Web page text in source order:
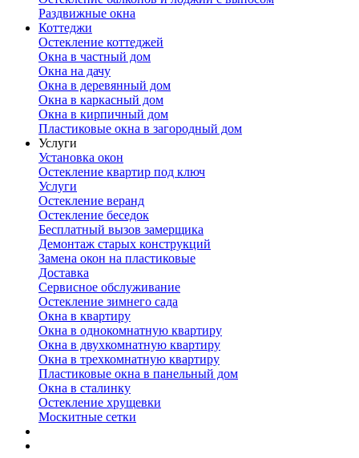
Раздвижные окна
Коттеджи
Остекление коттеджей
Окна в частный дом
Окна на дачу
Окна в деревянный дом
Окна в каркасный дом
Окна в кирпичный дом
Пластиковые окна в загородный дом
Услуги
Установка окон
Остекление квартир под ключ
Услуги
Остекление веранд
Остекление беседок
Бесплатный вызов замерщика
Демонтаж старых конструкций
Замена окон на пластиковые
Доставка
Сервисное обслуживание
Остекление зимнего сада
Окна в квартиру
Окна в однокомнатную квартиру
Окна в двухкомнатную квартиру
Окна в трехкомнатную квартиру
Пластиковые окна в панельный дом
Окна в сталинку
Остекление хрущевки
Москитные сетки